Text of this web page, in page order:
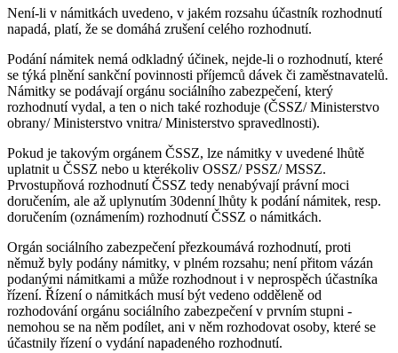
Není-li v námitkách uvedeno, v jakém rozsahu účastník rozhodnutí
napadá, platí, že se domáhá zrušení celého rozhodnutí.
Podání námitek nemá odkladný účinek, nejde-li o rozhodnutí, které
se týká plnění sankční povinnosti příjemců dávek či zaměstnavatelů.
Námitky se podávají orgánu sociálního zabezpečení, který
rozhodnutí vydal, a ten o nich také rozhoduje (ČSSZ/ Ministerstvo
obrany/ Ministerstvo vnitra/ Ministerstvo spravedlnosti).
Pokud je takovým orgánem ČSSZ, lze námitky v uvedené lhůtě
uplatnit u ČSSZ nebo u kterékoliv OSSZ/ PSSZ/ MSSZ.
Prvostupňová rozhodnutí ČSSZ tedy nenabývají právní moci
doručením, ale až uplynutím 30denní lhůty k podání námitek, resp.
doručením (oznámením) rozhodnutí ČSSZ o námitkách.
Orgán sociálního zabezpečení přezkoumává rozhodnutí, proti
němuž byly podány námitky, v plném rozsahu; není přitom vázán
podanými námitkami a může rozhodnout i v neprospěch účastníka
řízení. Řízení o námitkách musí být vedeno odděleně od
rozhodování orgánu sociálního zabezpečení v prvním stupni -
nemohou se na něm podílet, ani v něm rozhodovat osoby, které se
účastnily řízení o vydání napadeného rozhodnutí.